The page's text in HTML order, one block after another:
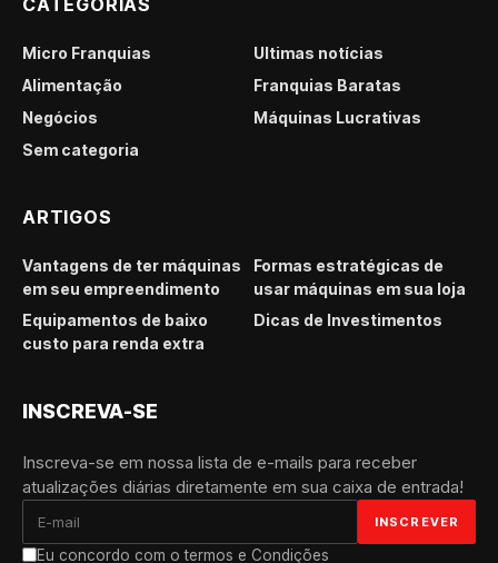
Micro Franquias
Últimas notícias
Alimentação
Franquias Baratas
Negócios
Máquinas Lucrativas
Sem categoria
ARTIGOS
Vantagens de ter máquinas
em seu empreendimento
Formas estratégicas de
usar máquinas em sua loja
Equipamentos de baixo
custo para renda extra
Dicas de Investimentos
INSCREVA-SE
Inscreva-se em nossa lista de e-mails para receber
atualizações diárias diretamente em sua caixa de entrada!
Eu concordo com o termos e Condições